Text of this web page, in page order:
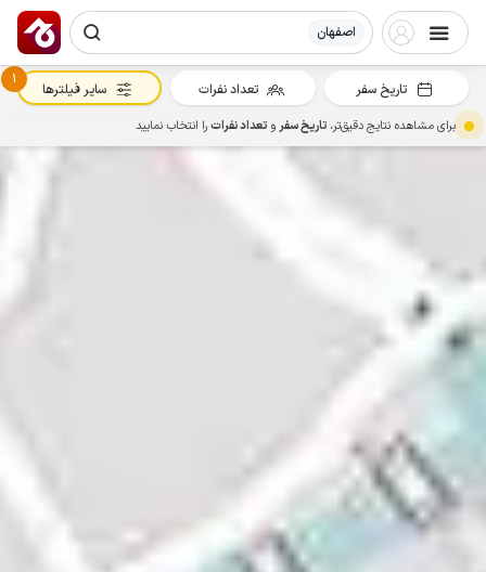
اصفهان
تاریخ سفر تعداد نفرات
1
سایر فیلترها
برای مشاهده نتایج دقیق‌تر، تاریخ سفرو تعداد نفراترا انتخاب نمایید